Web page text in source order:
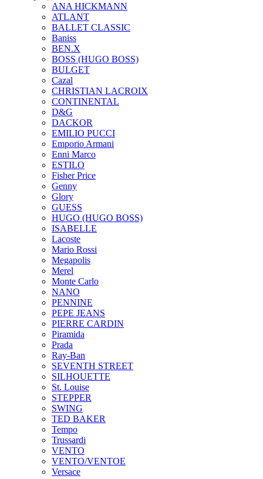
ANA HICKMANN
ATLANT
BALLET CLASSIC
Baniss
BEN.X
BOSS (HUGO BOSS)
BULGET
Cazal
CHRISTIAN LACROIX
CONTINENTAL
D&G
DACKOR
EMILIO PUCCI
Emporio Armani
Enni Marco
ESTILO
Fisher Price
Genny
Glory
GUESS
HUGO (HUGO BOSS)
ISABELLE
Lacoste
Mario Rossi
Megapolis
Merel
Monte Carlo
NANO
PENNINE
PEPE JEANS
PIERRE CARDIN
Piramida
Prada
Ray-Ban
SEVENTH STREET
SILHOUETTE
St. Louise
STEPPER
SWING
TED BAKER
Tempo
Trussardi
VENTO
VENTO/VENTOE
Versace